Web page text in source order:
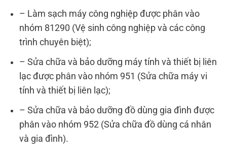
– Làm sạch máy công nghiệp được phân vào
nhóm 81290 (Vệ sinh công nghiệp và các công
trình chuyên biệt);
– Sửa chữa và bảo dưỡng máy tính và thiết bị liên
lạc được phân vào nhóm 951 (Sửa chữa máy vi
tính và thiết bị liên lạc);
– Sửa chữa và bảo dưỡng đồ dùng gia đình được
phân vào nhóm 952 (Sửa chữa đồ dùng cá nhân
và gia đình).